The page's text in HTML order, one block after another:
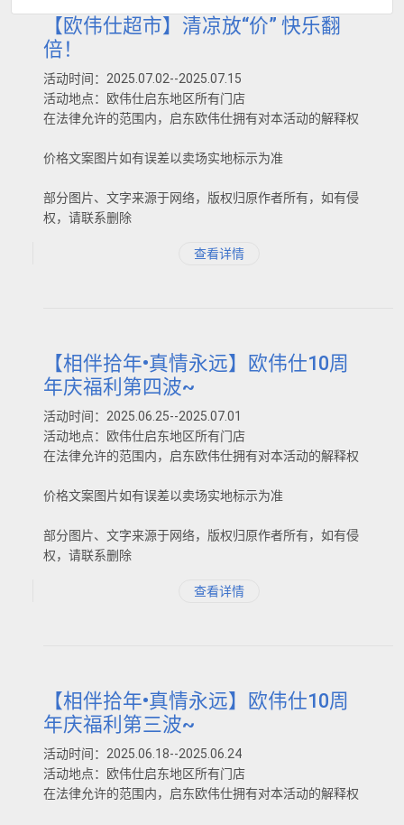
【欧伟仕超市】清凉放“价” 快乐翻
倍！
活动时间：2025.07.02--2025.07.15
活动地点：欧伟仕启东地区所有门店
在法律允许的范围内，启东欧伟仕拥有对本活动的解释权
价格文案图片如有误差以卖场实地标示为准
部分图片、文字来源于网络，版权归原作者所有，如有侵
权，请联系删除
查看详情
【相伴拾年•真情永远】欧伟仕10周
年庆福利第四波~
活动时间：2025.06.25--2025.07.01
活动地点：欧伟仕启东地区所有门店
在法律允许的范围内，启东欧伟仕拥有对本活动的解释权
价格文案图片如有误差以卖场实地标示为准
部分图片、文字来源于网络，版权归原作者所有，如有侵
权，请联系删除
查看详情
【相伴拾年•真情永远】欧伟仕10周
年庆福利第三波~
活动时间：2025.06.18--2025.06.24
活动地点：欧伟仕启东地区所有门店
在法律允许的范围内，启东欧伟仕拥有对本活动的解释权